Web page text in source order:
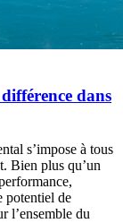
dans
s’impose à tous
Bien plus qu’un
potentiel de
l’ensemble du